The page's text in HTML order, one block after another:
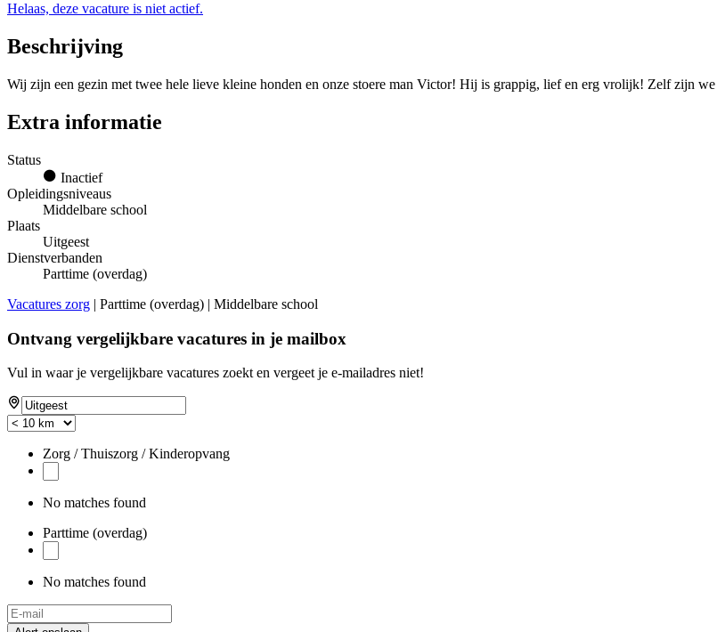
Helaas, deze vacature is niet actief.
Beschrijving
Wij zijn een gezin met twee hele lieve kleine honden en onze stoere man Victor! Hij is grappig, lief en erg vrolijk! Zelf zijn
Extra informatie
Status
Inactief
Opleidingsniveaus
Middelbare school
Plaats
Uitgeest
Dienstverbanden
Parttime (overdag)
Vacatures zorg | Parttime (overdag) | Middelbare school
Ontvang vergelijkbare vacatures in je mailbox
Vul in waar je vergelijkbare vacatures zoekt en vergeet je e-mailadres niet!
Zorg / Thuiszorg / Kinderopvang
No matches found
Parttime (overdag)
No matches found